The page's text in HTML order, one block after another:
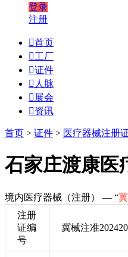
登录
注册
首页
工厂
证件
 人脉
 展会
资讯
首页 > 证件 > 医疗器械注册
石家庄渡康医
境内医疗器械（注册） — “
注册
证编
号
冀械注准